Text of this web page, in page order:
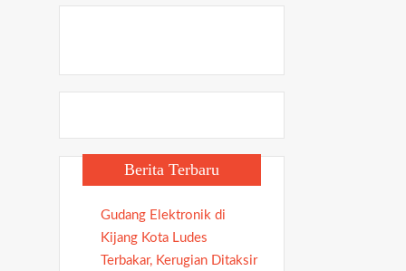
Berita Terbaru
Gudang Elektronik di
Kijang Kota Ludes
Terbakar, Kerugian Ditaksir